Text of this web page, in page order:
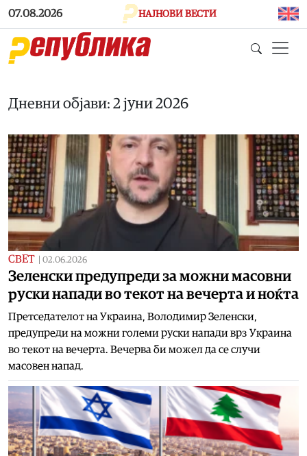
Skip to main content
07.08.2026 НАЈНОВИ ВЕСТИ
Дневни објави: 2 јуни 2026
СВЕТ 02.06.2026
Зеленски предупреди за можни масовни
руски напади во текот на вечерта и ноќта
Претседателот на Украина, Володимир Зеленски,
предупреди на можни големи руски напади врз Украина
во текот на вечерта. Вечерва би можел да се случи
масовен напад.